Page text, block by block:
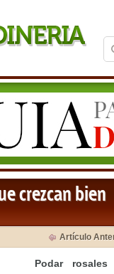
crezcan bien
Artículo
Podar rosales